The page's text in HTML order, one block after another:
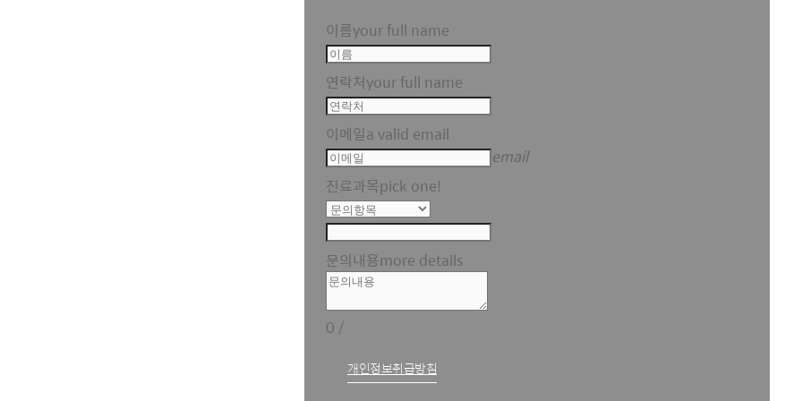
이름your full name
연락처your full name
이메일a valid email
email
진료과목pick one!
문의내용more details
0 /
개인정보취급방침